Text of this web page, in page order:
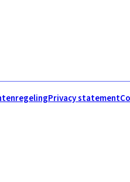
Privacy statement